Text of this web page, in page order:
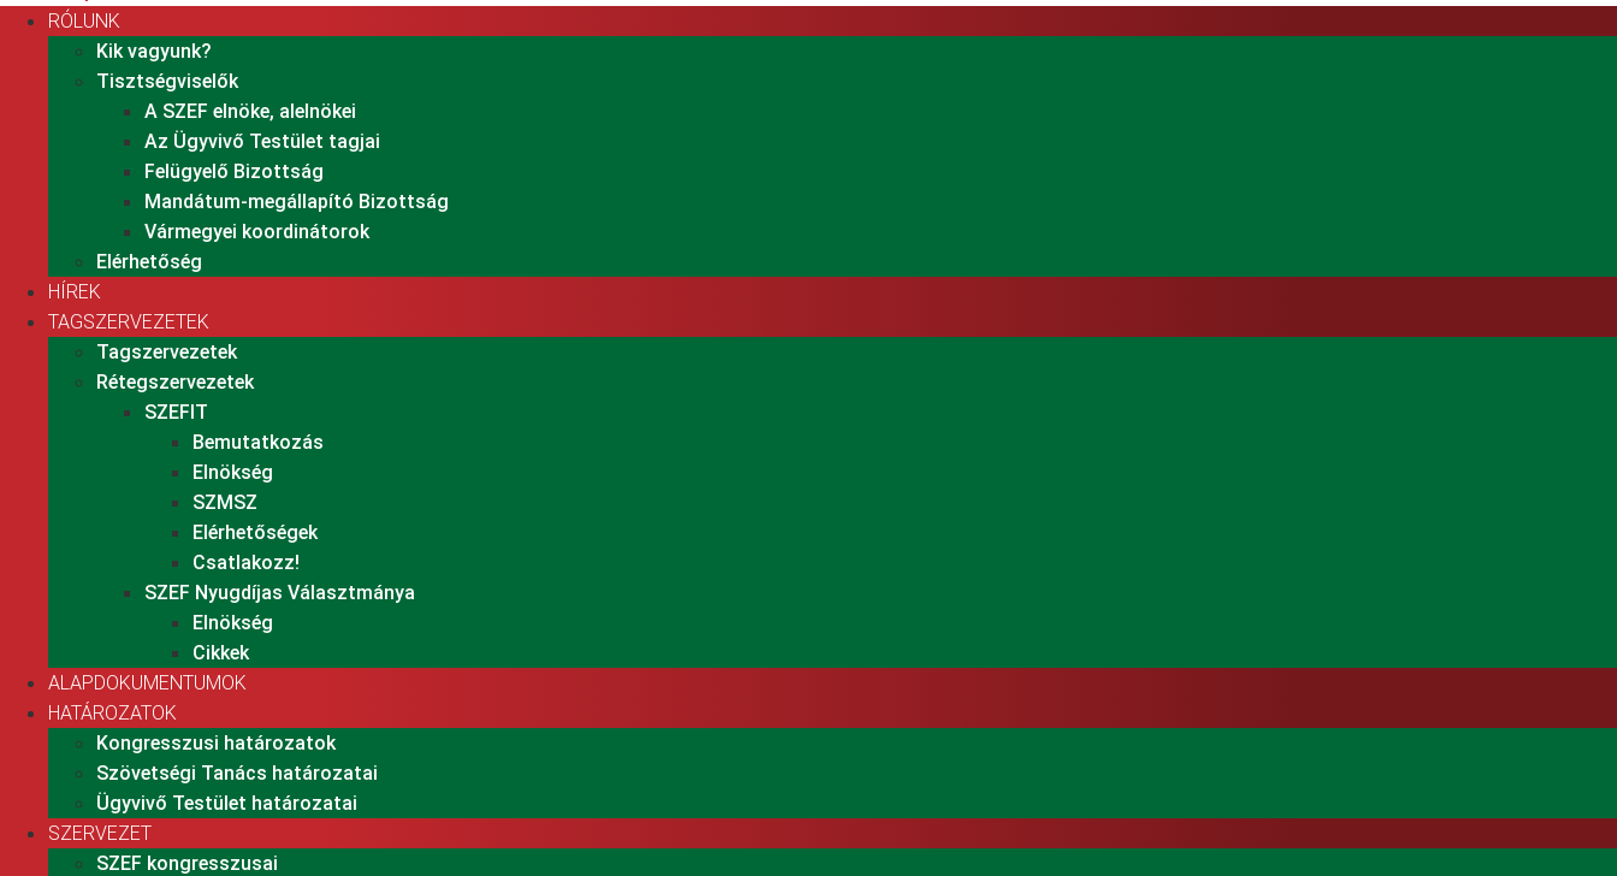
RÓLUNK
Kik vagyunk?
Tisztségviselők
A SZEF elnöke, alelnökei
Az Ügyvivő Testület tagjai
Felügyelő Bizottság
Mandátum-megállapító Bizottság
Vármegyei koordinátorok
Elérhetőség
HÍREK
TAGSZERVEZETEK
Tagszervezetek
Rétegszervezetek
SZEFIT
Bemutatkozás
Elnökség
SZMSZ
Elérhetőségek
Csatlakozz!
SZEF Nyugdíjas Választmánya
Elnökség
Cikkek
ALAPDOKUMENTUMOK
HATÁROZATOK
Kongresszusi határozatok
Szövetségi Tanács határozatai
Ügyvivő Testület határozatai
SZERVEZET
SZEF kongresszusai